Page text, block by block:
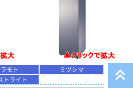
クリンスモーキングK4
モト
ミヅシマ
トライト